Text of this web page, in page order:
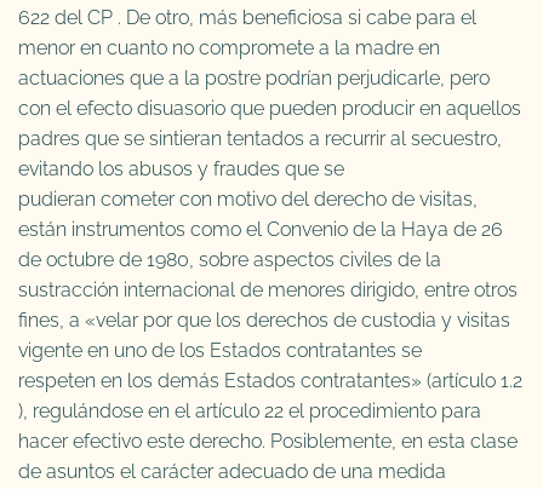
622 del CP . De otro, más beneficiosa si cabe para el
menor en cuanto no compromete a la madre en
actuaciones que a la postre podrían perjudicarle, pero
con el efecto disuasorio que pueden producir en aquellos
padres que se sintieran tentados a recurrir al secuestro,
evitando los abusos y fraudes que se
pudieran cometer con motivo del derecho de visitas,
están instrumentos como el Convenio de la Haya de 26
de octubre de 1980, sobre aspectos civiles de la
sustracción internacional de menores dirigido, entre otros
fines, a «velar por que los derechos de custodia y visitas
vigente en uno de los Estados contratantes se
respeten en los demás Estados contratantes» (artículo 1.2
), regulándose en el artículo 22 el procedimiento para
hacer efectivo este derecho. Posiblemente, en esta clase
de asuntos el carácter adecuado de una medida